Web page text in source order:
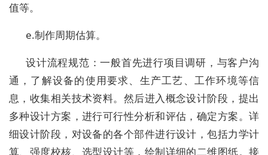
值等。
e.制作周期估算。
设计流程规范：一般首先进行项目调研，与客户沟
通，了解设备的使用要求、生产工艺、工作环境等信
息，收集相关技术资料。然后进入概念设计阶段，提出
多种设计方案，进行可行性分析和评估，确定方案。详
细设计阶段，对设备的各个部件进行设计，包括力学计
算、强度校核、选型设计等，绘制详细的二维图纸。接